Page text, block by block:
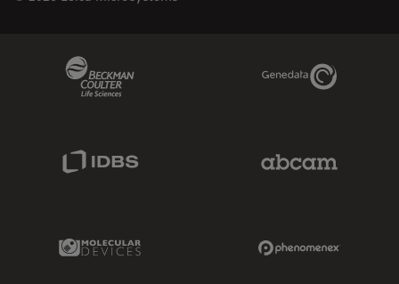
Genedata Link
Molecular Devices Link